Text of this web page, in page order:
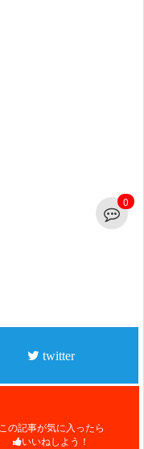
twitter
この記事が気に入ったら
いいねしよう！
0